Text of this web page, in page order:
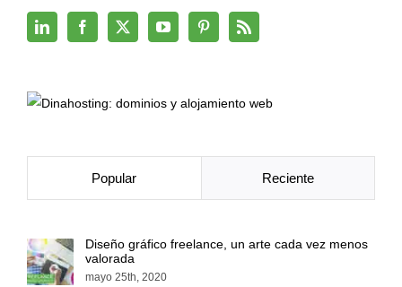
Popular Reciente
Diseño gráfico freelance, un arte cada vez menos
valorada
mayo 25th, 2020